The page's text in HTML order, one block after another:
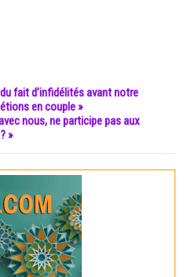
fait d’infidélités avant notre
en couple »
nous, ne participe pas aux
»